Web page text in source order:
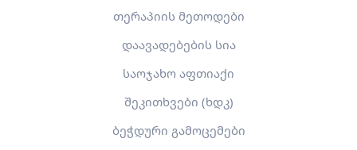
თერაპიის მეთოდები
დაავადებების სია
საოჯახო აფთიაქი
შეკითხვები (ხდკ)
ბეჭდური გამოცემები